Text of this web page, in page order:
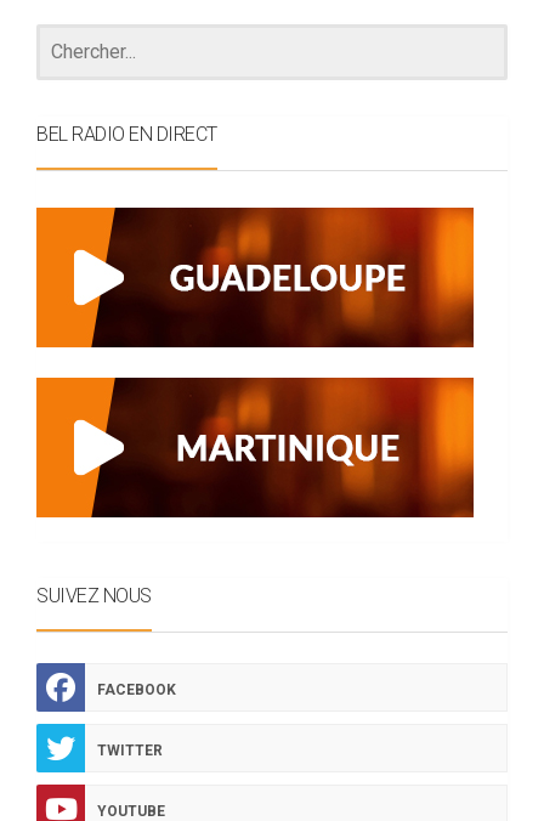
BEL RADIO EN DIRECT
SUIVEZ NOUS
FACEBOOK
TWITTER
YOUTUBE